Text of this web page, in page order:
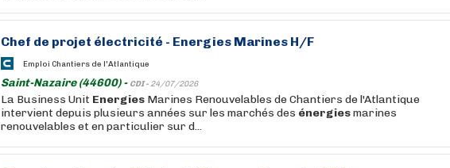
Chef de projet électricité - Energies Marines H/F
Emploi Chantiers de l'Atlantique
Saint-Nazaire (44600) - CDI - 24/07/2026
La Business Unit Energies Marines Renouvelables de Chantiers de l'Atlantique
intervient depuis plusieurs années sur les marchés des énergiesmarines
renouvelables et en particulier sur d...